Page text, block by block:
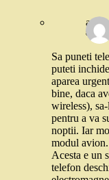
8
Sa puneti
puteti
aparea
bine, daca
wireless),
pentru a va
noptii. Iar
modul avion.
Acesta e un
telefon